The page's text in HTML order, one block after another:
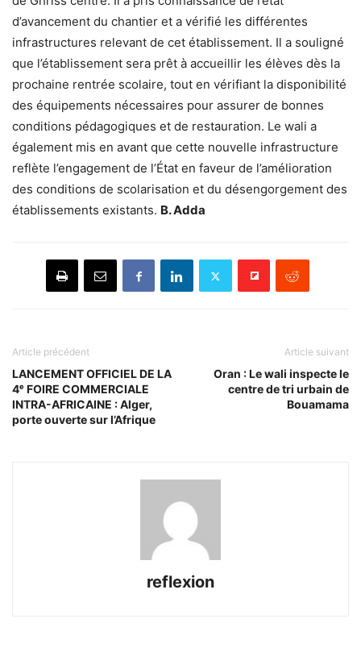
d’avancement du chantier et a vérifié les différentes
infrastructures relevant de cet établissement. Il a souligné
que l’établissement sera prêt à accueillir les élèves dès la
prochaine rentrée scolaire, tout en vérifiant la disponibilité
des équipements nécessaires pour assurer de bonnes
conditions pédagogiques et de restauration. Le wali a
également mis en avant que cette nouvelle infrastructure
reflète l’engagement de l’État en faveur de l’amélioration
des conditions de scolarisation et du désengorgement des
établissements existants. B. Adda
Article précédent
LANCEMENT OFFICIEL DE LA
4ᵉ FOIRE COMMERCIALE
INTRA-AFRICAINE : Alger,
porte ouverte sur l’Afrique
Article suivant
Oran : Le wali inspecte le
centre de tri urbain de
Bouamama
reflexion